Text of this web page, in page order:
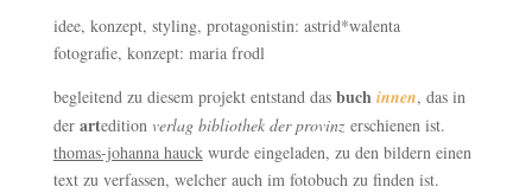
idee, konzept, styling, protagonistin: astrid*walenta
fotografie, konzept: maria frodl
begleitend zu diesem projekt entstand das buch innen, das in
der artedition verlag bibliothek der provinzerschienen ist.
thomas-johanna hauckwurde eingeladen, zu den bildern einen
text zu verfassen, welcher auch im fotobuch zu finden ist.